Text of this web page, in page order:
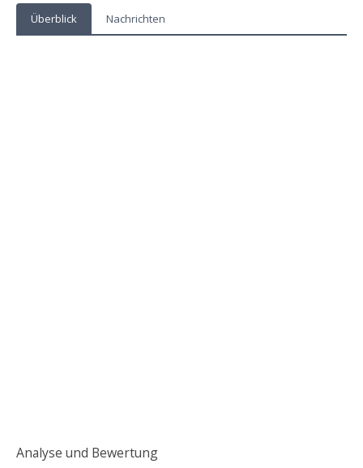
Überblick Nachrichten
Analyse und Bewertung